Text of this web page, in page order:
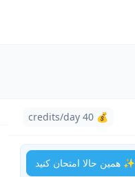
💰 40 credits/day
✨ همین حالا امتحان کنید